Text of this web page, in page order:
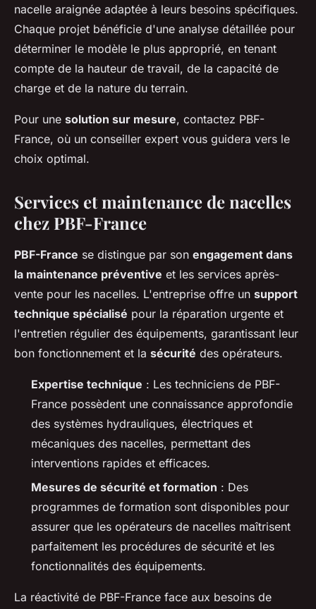
nacelle araignée adaptée à leurs besoins spécifiques.
Chaque projet bénéficie d'une analyse détaillée pour
déterminer le modèle le plus approprié, en tenant
compte de la hauteur de travail, de la capacité de
charge et de la nature du terrain.
Pour une solution sur mesure, contactez PBF-
France, où un conseiller expert vous guidera vers le
choix optimal.
Services et maintenance de nacelles
chez PBF-France
PBF-France se distingue par son engagement dans
la maintenance préventive et les services après-
vente pour les nacelles. L'entreprise offre un support
technique spécialisé pour la réparation urgente et
l'entretien régulier des équipements, garantissant leur
bon fonctionnement et la sécurité des opérateurs.
Expertise technique : Les techniciens de PBF-
France possèdent une connaissance approfondie
des systèmes hydrauliques, électriques et
mécaniques des nacelles, permettant des
interventions rapides et efficaces.
Mesures de sécurité et formation : Des
programmes de formation sont disponibles pour
assurer que les opérateurs de nacelles maîtrisent
parfaitement les procédures de sécurité et les
fonctionnalités des équipements.
La réactivité de PBF-France face aux besoins de